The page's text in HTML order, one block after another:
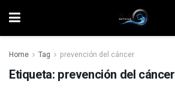
Home Tag prevención del cáncer
Etiqueta: prevención del cáncer